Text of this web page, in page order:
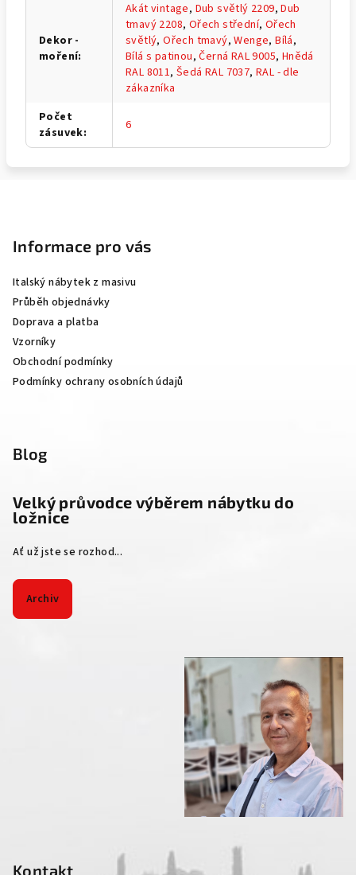
Dekor -
moření:
Akát vintage, Dub světlý 2209,Dub
tmavý 2208, Ořech střední, Ořech
světlý,Ořech tmavý,Wenge,Bílá,
Bílá s patinou,Černá RAL 9005, Hnědá
RAL 8011,Šedá RAL 7037,RAL - dle
zákazníka
Počet
zásuvek: 6
Informace pro vás
Italský nábytek z masivu
Průběh objednávky
Doprava a platba
Vzorníky
Obchodní podmínky
Podmínky ochrany osobních údajů
Blog
Velký průvodce výběrem nábytku do
ložnice
Ať už jste se rozhod...
Archiv
Kontakt